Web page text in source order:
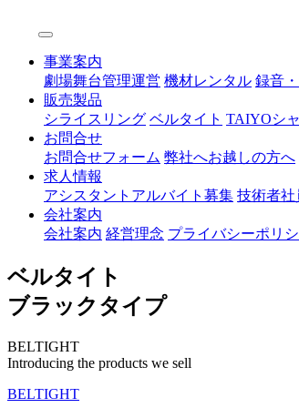
事業案内
劇場舞台管理運営 機材レンタル 録音
販売製品
シライスリング ベルタイト TAIYOシ
お問合せ
お問合せフォーム 弊社へお越しの方へ
求人情報
アシスタントアルバイト募集 技術者社
会社案内
会社案内 経営理念 プライバシーポリ
ベルタイト
ブラックタイプ
BELTIGHT
Introducing the products we sell
BELTIGHT